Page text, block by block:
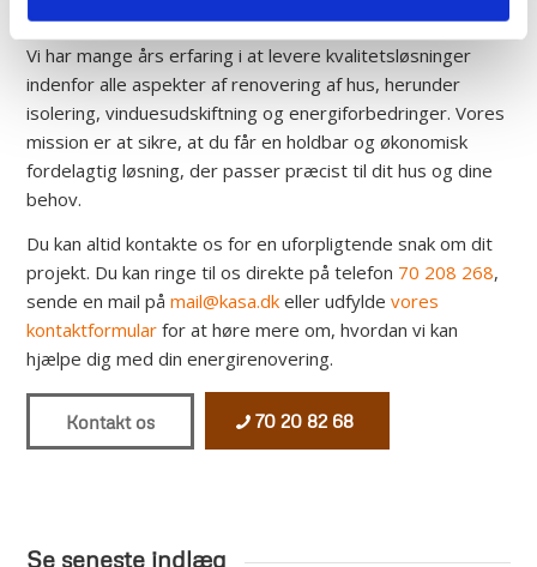
Vi har mange års erfaring i at levere kvalitetsløsninger
indenfor alle aspekter af renovering af hus, herunder
isolering, vinduesudskiftning og energiforbedringer. Vores
mission er at sikre, at du får en holdbar og økonomisk
fordelagtig løsning, der passer præcist til dit hus og dine
behov.
Du kan altid kontakte os for en uforpligtende snak om dit
projekt. Du kan ringe til os direkte på telefon 70 208 268,
sende en mail påmail@kasa.dk eller udfyldevores
kontaktformular for at høre mere om, hvordan vi kan
hjælpe dig med din energirenovering.
Kontakt os 70 20 82 68
Se seneste indlæg